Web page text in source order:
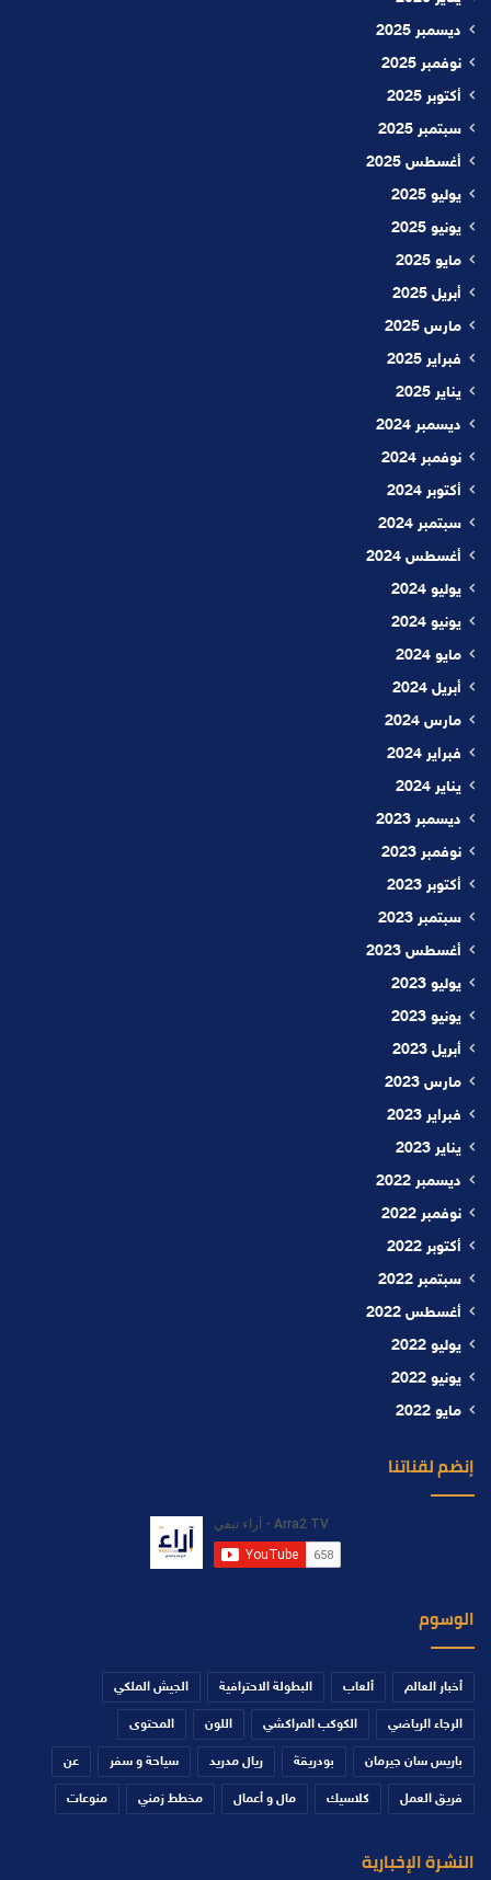
ديسمبر 2025
نوفمبر 2025
أكتوبر 2025
سبتمبر 2025
أغسطس 2025
يوليو 2025
يونيو 2025
مايو 2025
أبريل 2025
مارس 2025
فبراير 2025
يناير 2025
ديسمبر 2024
نوفمبر 2024
أكتوبر 2024
سبتمبر 2024
أغسطس 2024
يوليو 2024
يونيو 2024
مايو 2024
أبريل 2024
مارس 2024
فبراير 2024
يناير 2024
ديسمبر 2023
نوفمبر 2023
أكتوبر 2023
سبتمبر 2023
أغسطس 2023
يوليو 2023
يونيو 2023
أبريل 2023
مارس 2023
فبراير 2023
يناير 2023
ديسمبر 2022
نوفمبر 2022
أكتوبر 2022
سبتمبر 2022
أغسطس 2022
يوليو 2022
يونيو 2022
مايو 2022
إنضم لقناتنا
الوسوم
أخبار العالم ألعاب البطولة الاحترافية الجيش الملكي
الرجاء الرياضي الكوكب المراكشي اللون المحتوى
باريس سان جيرمان بودريقة ريال مدريد سياحة و سفر عن
فريق العمل كلاسيك مال و أعمال مخطط زمني منوعات
النشرة الإخبارية